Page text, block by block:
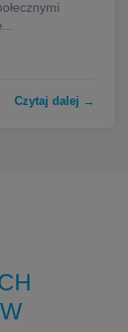
Czytaj dalej →